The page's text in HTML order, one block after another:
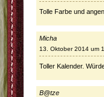
Tolle Farbe und
Micha
13. Oktober 2014 um
Toller Kalender.
B@tze